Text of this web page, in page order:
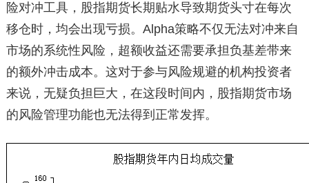
险对冲工具，股指期货长期贴水导致期货头寸在每次
移仓时，均会出现亏损。Alpha策略不仅无法对冲来自
市场的系统性风险，超额收益还需要承担负基差带来
的额外冲击成本。这对于参与风险规避的机构投资者
来说，无疑负担巨大，在这段时间内，股指期货市场
的风险管理功能也无法得到正常发挥。